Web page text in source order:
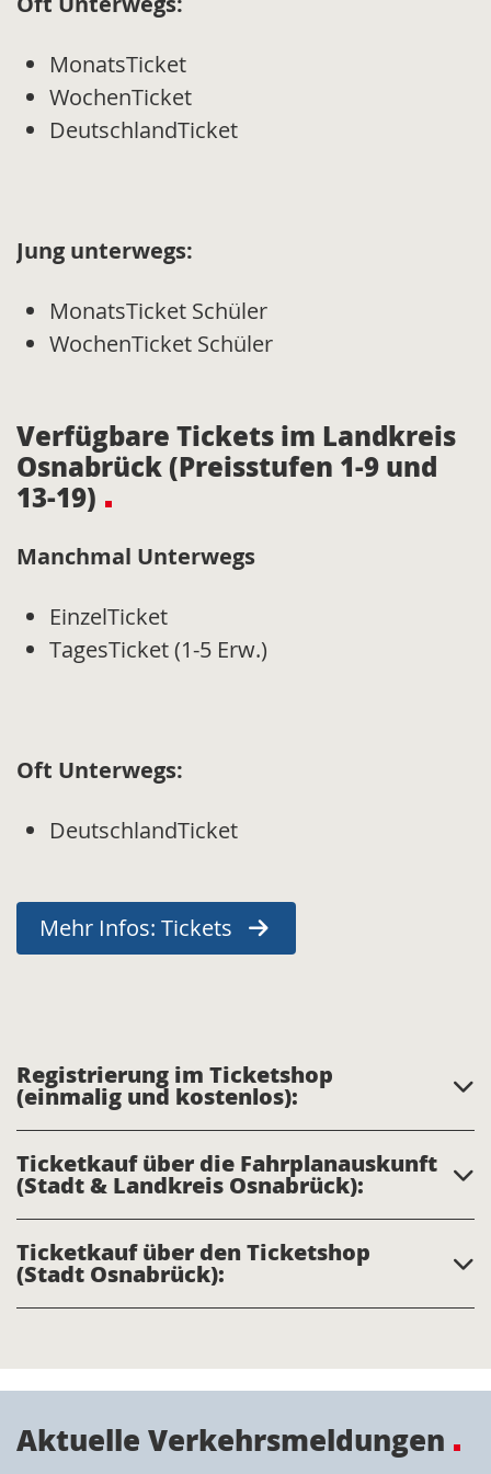
MonatsTicket
WochenTicket
DeutschlandTicket
Jung unterwegs:
MonatsTicket Schüler
WochenTicket Schüler
Verfügbare Tickets im Landkreis
Osnabrück (Preisstufen 1-9 und
13-19)
Manchmal Unterwegs
EinzelTicket
TagesTicket (1-5 Erw.)
Oft Unterwegs:
DeutschlandTicket
Mehr Infos: Tickets
Registrierung im Ticketshop
(einmalig und kostenlos):
Ticketkauf über die Fahrplanauskunft
(Stadt & Landkreis Osnabrück):
Ticketkauf über den Ticketshop
(Stadt Osnabrück):
Aktuelle Verkehrsmeldungen